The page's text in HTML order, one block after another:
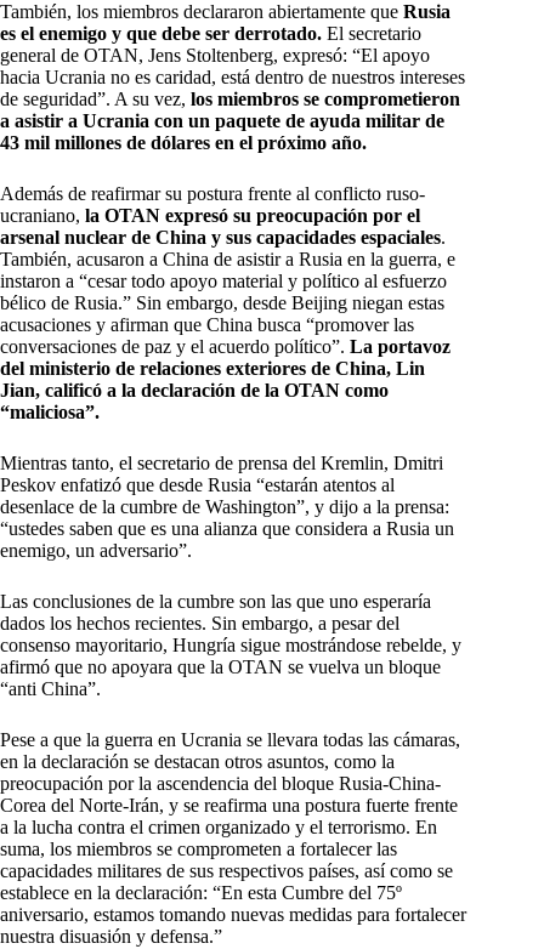
También, los miembros declararon abiertamente que Rusia
es el enemigo y que debe ser derrotado. El secretario
general de OTAN, Jens Stoltenberg, expresó: “El apoyo
hacia Ucrania no es caridad, está dentro de nuestros intereses
de seguridad”. A su vez, los miembros se comprometieron
a asistir a Ucrania con un paquete de ayuda militar de
43 mil millones de dólares en el próximo año.
Además de reafirmar su postura frente al conflicto ruso-
ucraniano, la OTAN expresó su preocupación por el
arsenal nuclear de China y sus capacidades espaciales.
También, acusaron a China de asistir a Rusia en la guerra, e
instaron a “cesar todo apoyo material y político al esfuerzo
bélico de Rusia.” Sin embargo, desde Beijing niegan estas
acusaciones y afirman que China busca “promover las
conversaciones de paz y el acuerdo político”. La portavoz
del ministerio de relaciones exteriores de China, Lin
Jian, calificó a la declaración de la OTAN como
“maliciosa”.
Mientras tanto, el secretario de prensa del Kremlin, Dmitri
Peskov enfatizó que desde Rusia “estarán atentos al
desenlace de la cumbre de Washington”, y dijo a la prensa:
“ustedes saben que es una alianza que considera a Rusia un
enemigo, un adversario”.
Las conclusiones de la cumbre son las que uno esperaría
dados los hechos recientes. Sin embargo, a pesar del
consenso mayoritario, Hungría sigue mostrándose rebelde, y
afirmó que no apoyara que la OTAN se vuelva un bloque
“anti China”.
Pese a que la guerra en Ucrania se llevara todas las cámaras,
en la declaración se destacan otros asuntos, como la
preocupación por la ascendencia del bloque Rusia-China-
Corea del Norte-Irán, y se reafirma una postura fuerte frente
a la lucha contra el crimen organizado y el terrorismo. En
suma, los miembros se comprometen a fortalecer las
capacidades militares de sus respectivos países, así como se
establece en la declaración: “En esta Cumbre del 75º
aniversario, estamos tomando nuevas medidas para fortalecer
nuestra disuasión y defensa.”